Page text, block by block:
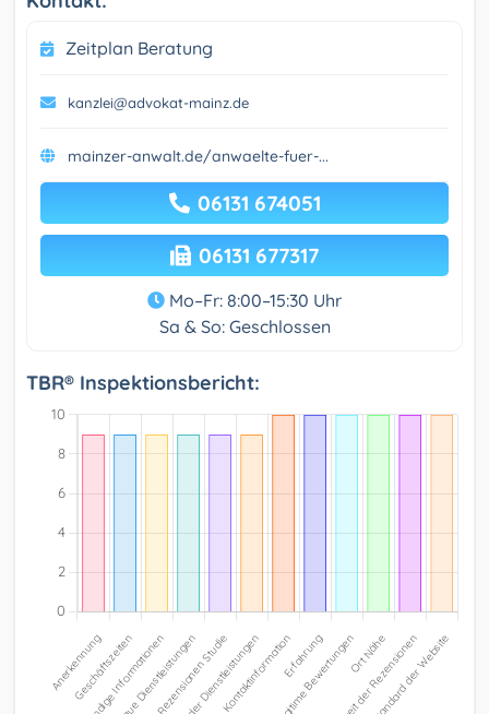
Zeitplan Beratung
kanzlei@advokat-mainz.de
mainzer-anwalt.de/anwaelte-fuer-...
06131 674051
06131 677317
Mo–Fr: 8:00–15:30 Uhr
Sa & So: Geschlossen
TBR® Inspektionsbericht: